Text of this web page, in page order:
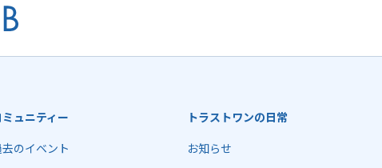
ミュニティー
のイベント
トラストワンの日常
お知らせ